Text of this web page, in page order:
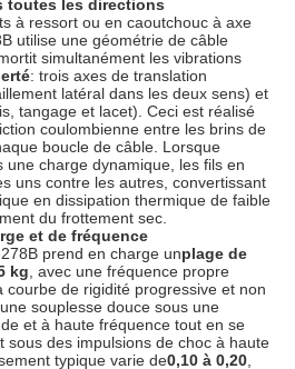
toutes les directions
à ressort ou en caoutchouc à axe
utilise une géométrie de câble
simultanément les vibrations
: trois axes de translation
latéral dans les deux sens) et
tangage et lacet). Ceci est réalisé
coulombienne entre les brins de
boucle de câble. Lorsque
une charge dynamique, les fils en
uns contre les autres, convertissant
en dissipation thermique de faible
du frottement sec.
et de fréquence
prend en charge unplage de
kg , avec une fréquence propre
courbe de rigidité progressive et non
souplesse douce sous une
et à haute fréquence tout en se
sous des impulsions de choc à haute
typique varie de0,10 à 0,20